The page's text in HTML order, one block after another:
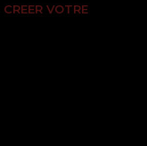
CREER VOTRE